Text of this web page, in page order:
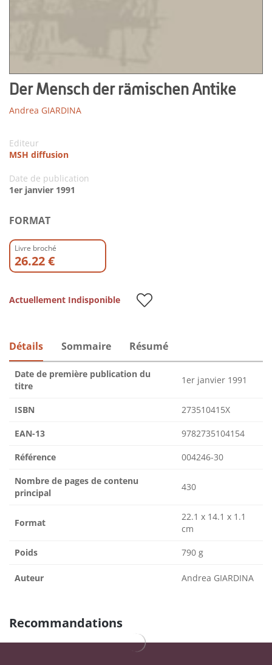
Der Mensch der rämischen Antike
Andrea GIARDINA
Editeur
MSH diffusion
Date de publication
1er janvier 1991
FORMAT
Livre broché
26.22 €
Actuellement Indisponible
Détails Sommaire Résumé
Date de première publication du
titre
1er janvier 1991
ISBN 273510415X
EAN-13 9782735104154
Référence 004246-30
Nombre de pages de contenu
principal
430
Format
22.1 x 14.1 x 1.1
cm
Poids 790 g
Auteur Andrea GIARDINA
Recommandations